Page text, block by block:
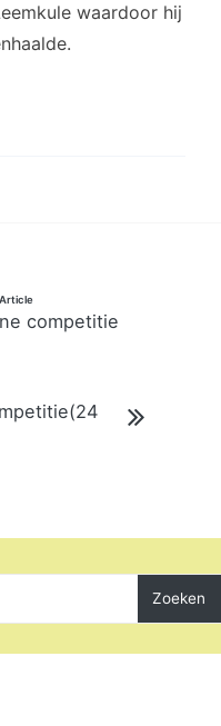
waardoor hij
competitie